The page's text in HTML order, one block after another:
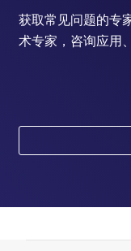
获取常见问题的专
术专家，咨询应用